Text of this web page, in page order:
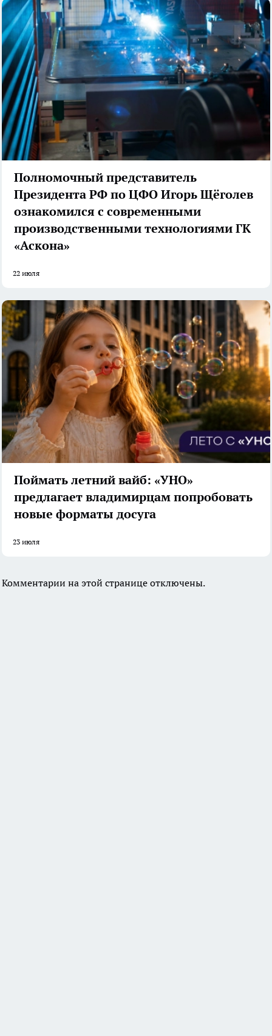
Полномочный представитель
Президента РФ по ЦФО Игорь Щёголев
ознакомился с современными
производственными технологиями ГК
«Аскона»
22 июля
Поймать летний вайб: «УНО»
предлагает владимирцам попробовать
новые форматы досуга
23 июля
Комментарии на этой странице отключены.